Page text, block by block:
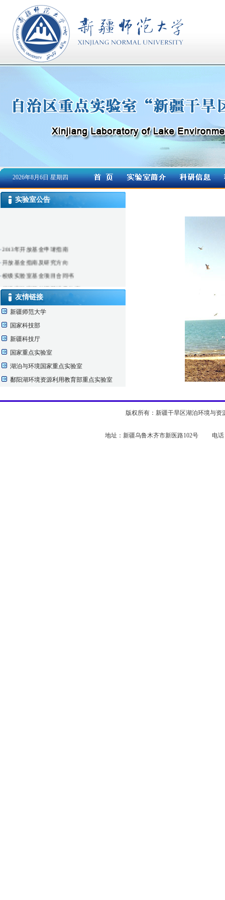
2026年8月6日 星期四
实验室公告
· 2013年开放基金申请指南
· 开放基金指南及研究方向
·校级实验室基金项目合同书
校级实验室开放课题结果公布
仪器实验室借用申请表
友情链接
新疆师范大学
国家科技部
新疆科技厅
国家重点实验室
湖泊与环境国家重点实验室
鄱阳湖环境资源利用教育部重点实验室
版权所有：新疆干旱区湖泊环境与资
地址：新疆乌鲁木齐市新医路102号 电